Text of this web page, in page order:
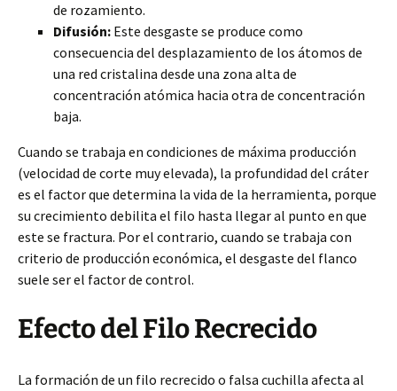
de rozamiento.
Difusión: Este desgaste se produce como
consecuencia del desplazamiento de los átomos de
una red cristalina desde una zona alta de
concentración atómica hacia otra de concentración
baja.
Cuando se trabaja en condiciones de máxima producción
(velocidad de corte muy elevada), la profundidad del cráter
es el factor que determina la vida de la herramienta, porque
su crecimiento debilita el filo hasta llegar al punto en que
este se fractura. Por el contrario, cuando se trabaja con
criterio de producción económica, el desgaste del flanco
suele ser el factor de control.
Efecto del Filo Recrecido
La formación de un filo recrecido o falsa cuchilla afecta al